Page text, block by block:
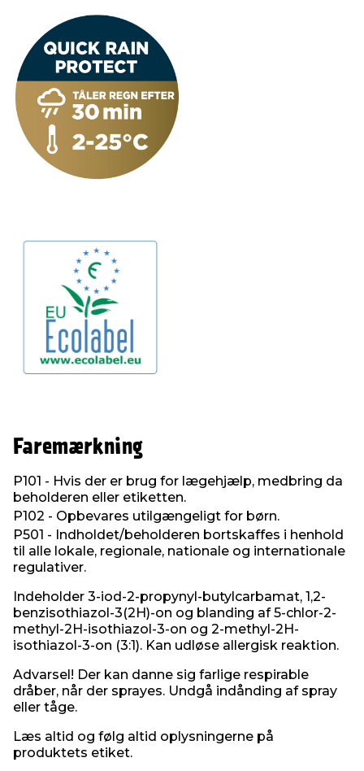
Faremærkning
P101 - Hvis der er brug for lægehjælp, medbring da
beholderen eller etiketten.
P102 - Opbevares utilgængeligt for børn.
P501 - Indholdet/beholderen bortskaffes i henhold
til alle lokale, regionale, nationale og internationale
regulativer.
Indeholder 3-iod-2-propynyl-butylcarbamat, 1,2-
benzisothiazol-3(2H)-on og blanding af 5-chlor-2-
methyl-2H-isothiazol-3-on og 2-methyl-2H-
isothiazol-3-on (3:1). Kan udløse allergisk reaktion.
Advarsel! Der kan danne sig farlige respirable
dråber, når der sprayes. Undgå indånding af spray
eller tåge.
Læs altid og følg altid oplysningerne på
produktets etiket.